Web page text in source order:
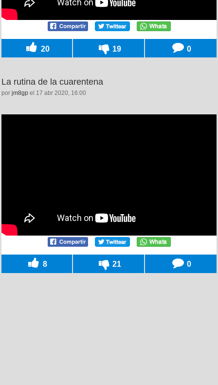
20 19 0
La rutina de la cuarentena
por jm8gp el 17 abr 2020, 16:00
8 21 0